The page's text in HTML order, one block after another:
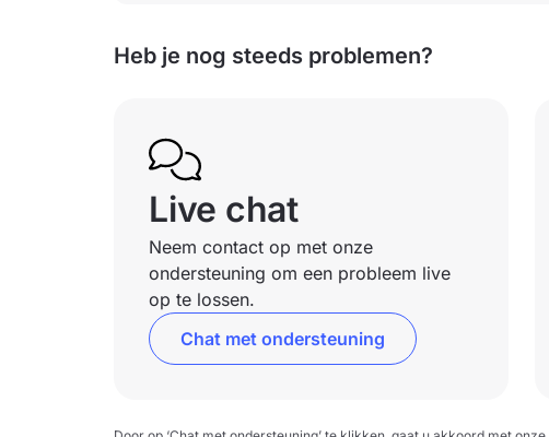
Heb je nog steeds problemen?
Live chat
Neem contact op met onze
ondersteuning om een probleem live
op te lossen.
Chat met ondersteuning